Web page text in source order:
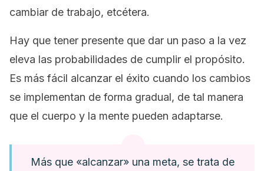
cambiar de trabajo, etcétera.
Hay que tener presente que dar un paso a la vez
eleva las probabilidades de cumplir el propósito.
Es más fácil alcanzar el éxito cuando los cambios
se implementan de forma gradual, de tal manera
que el cuerpo y la mente pueden adaptarse.
Más que «alcanzar» una meta, se trata de